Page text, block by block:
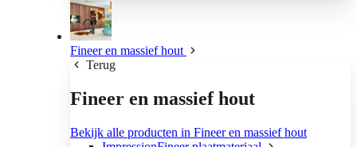
Fineer en massief hout
Terug
Fineer en massief hout
Bekijk alle producten in Fineer en massief hout